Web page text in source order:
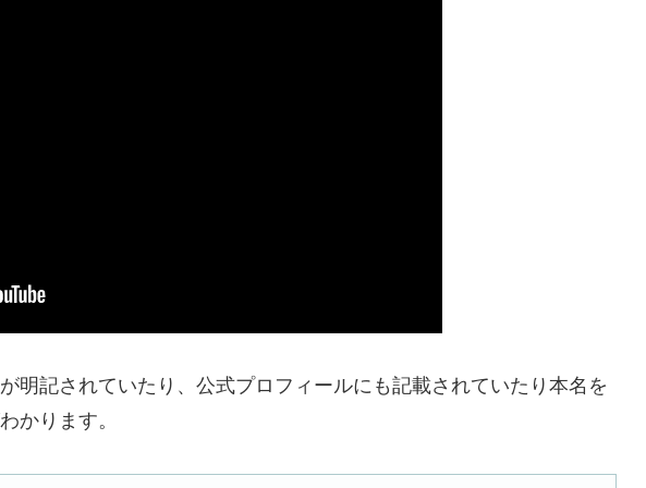
明記されていたり、公式プロフィールにも記載されていたり本名を
かります。